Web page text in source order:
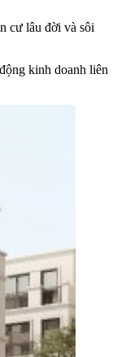
cư lâu đời và sôi
kinh doanh liên